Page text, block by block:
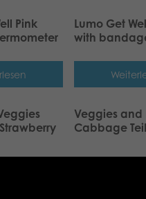
Pink
Lumo Get
with
Veggies and
Cabbage